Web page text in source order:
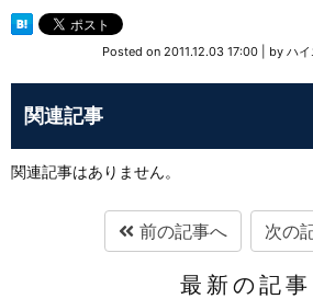
Posted on 2011.12.03 17:00 by ハ
関連記事
関連記事はありません。
前の記事へ 次の
最新の記事